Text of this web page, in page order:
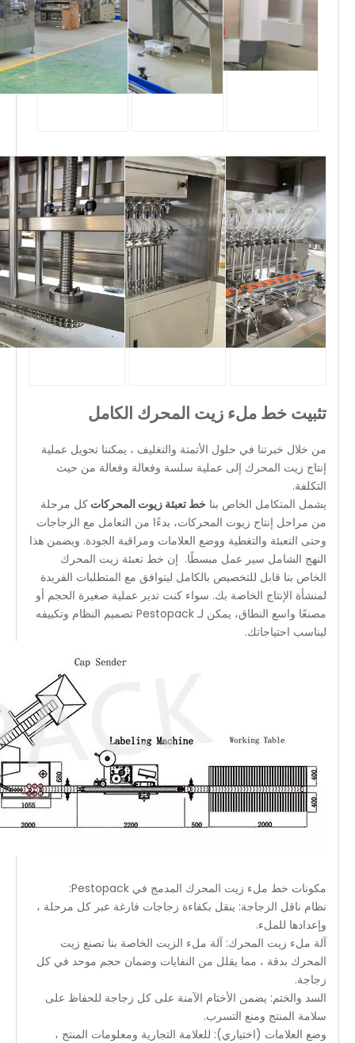
تثبيت خط ملء زيت المحرك الكامل
من خلال خبرتنا في حلول الأتمتة والتغليف ، يمكننا تحويل عملية
إنتاج زيت المحرك إلى عملية سلسة وفعالة وفعالة من حيث
التكلفة.
يشمل المتكامل الخاص بنا خط تعبئة زيوت المحركات كل مرحلة
من مراحل إنتاج زيوت المحركات، بدءًا من التعامل مع الزجاجات
وحتى التعبئة والتغطية ووضع العلامات ومراقبة الجودة. ويضمن هذا
النهج الشامل سير عمل مبسطًا. إن خط تعبئة زيت المحرك
الخاص بنا قابل للتخصيص بالكامل ليتوافق مع المتطلبات الفريدة
لمنشأة الإنتاج الخاصة بك. سواء كنت تدير عملية صغيرة الحجم أو
مصنعًا واسع النطاق، يمكن لـ Pestopack تصميم النظام وتكييفه
ليناسب احتياجاتك.
مكونات خط ملء زيت المحرك المدمج في Pestopack:
نظام ناقل الزجاجة: ينقل بكفاءة زجاجات فارغة عبر كل مرحلة ،
وإعدادها للملء.
آلة ملء زيت المحرك: آلة ملء الزيت الخاصة بنا تصنع زيت
المحرك بدقة ، مما يقلل من النفايات وضمان حجم موحد في كل
زجاجة.
السد والختم: يضمن الأختام الآمنة على كل زجاجة للحفاظ على
سلامة المنتج ومنع التسرب.
وضع العلامات (اختياري): للعلامة التجارية ومعلومات المنتج ،